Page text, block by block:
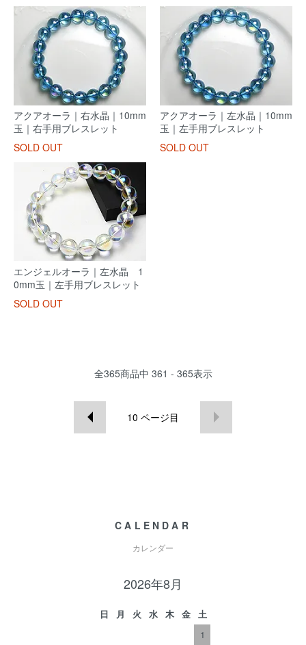
アクアオーラ｜右水晶｜10mm
玉｜右手用ブレスレット
SOLD OUT
アクアオーラ｜左水晶｜10mm
玉｜左手用ブレスレット
SOLD OUT
エンジェルオーラ｜左水晶 1
0mm玉｜左手用ブレスレット
SOLD OUT
全365商品中 361 - 365表示
10 ページ目
CALENDAR
カレンダー
2026年8月
日 月 火 水 木 金
土
1